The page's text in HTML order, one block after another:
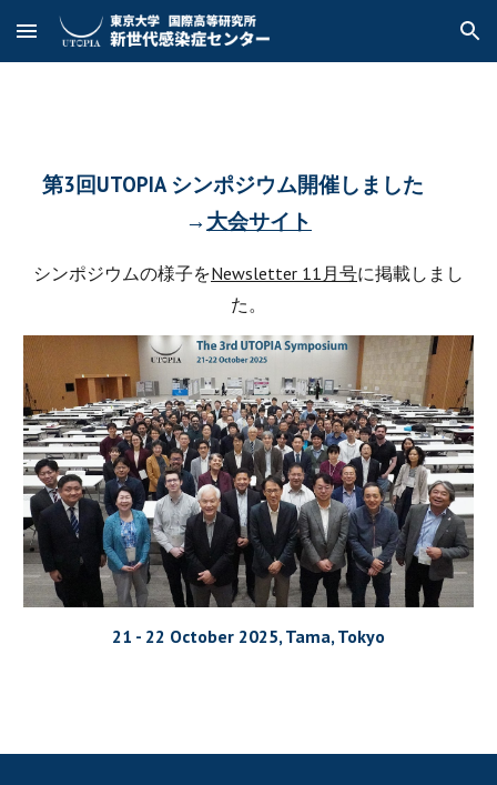
Skip to main content Skip to navigation
第3回UTOPIA シンポジウム開催しました
→ 大会サイト
シンポジウムの様子をNewsletter 11月号に掲載しまし
た。
21 - 22 October 2025, Tama, Tokyo